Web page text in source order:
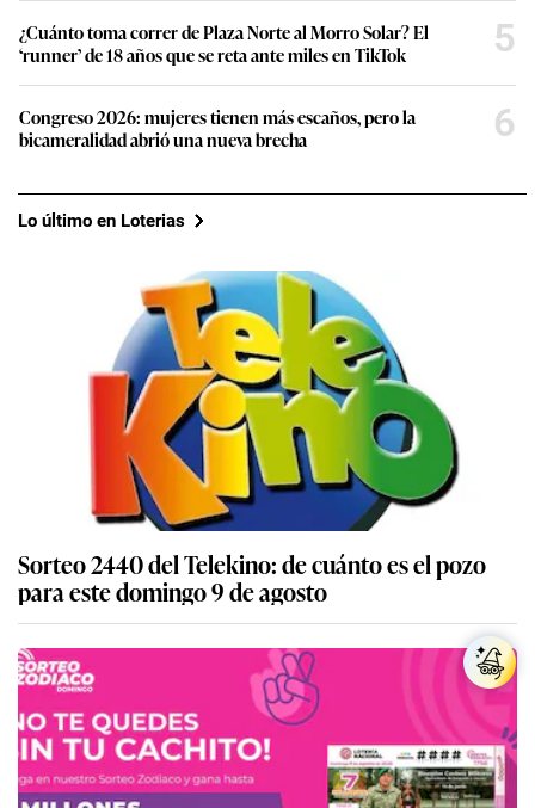
¿Cuánto toma correr de Plaza Norte al Morro Solar? El
‘runner’ de 18 años que se reta ante miles en TikTok
5
Congreso 2026: mujeres tienen más escaños, pero la
bicameralidad abrió una nueva brecha
6
Lo último en Loterias
Sorteo 2440 del Telekino: de cuánto es el pozo
para este domingo 9 de agosto